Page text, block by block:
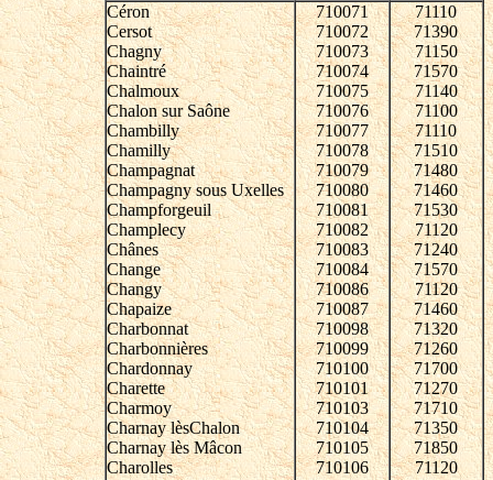
Céron
Cersot
Chagny
Chaintré
Chalmoux
Chalon sur Saône
Chambilly
Chamilly
Champagnat
Champagny sous Uxelles
Champforgeuil
Champlecy
Chânes
Change
Changy
Chapaize
Charbonnat
Charbonnières
Chardonnay
Charette
Charmoy
Charnay lèsChalon
Charnay lès Mâcon
Charolles
710071
710072
710073
710074
710075
710076
710077
710078
710079
710080
710081
710082
710083
710084
710086
710087
710098
710099
710100
710101
710103
710104
710105
710106
71110
71390
71150
71570
71140
71100
71110
71510
71480
71460
71530
71120
71240
71570
71120
71460
71320
71260
71700
71270
71710
71350
71850
71120